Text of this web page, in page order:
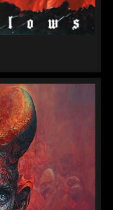
(sind wir alle tot)